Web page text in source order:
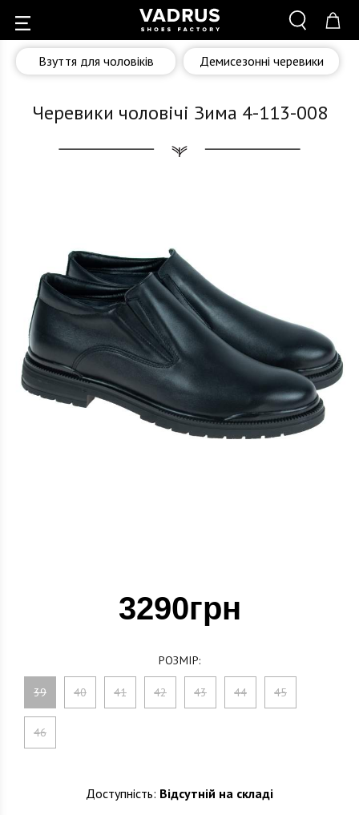
Взуття для чоловіків Демисезонні черевики
Черевики чоловічі Зима 4-113-008
3290грн
РОЗМІР:
39 40 41 42 43 44 45
46
Доступність: Відсутній на складі